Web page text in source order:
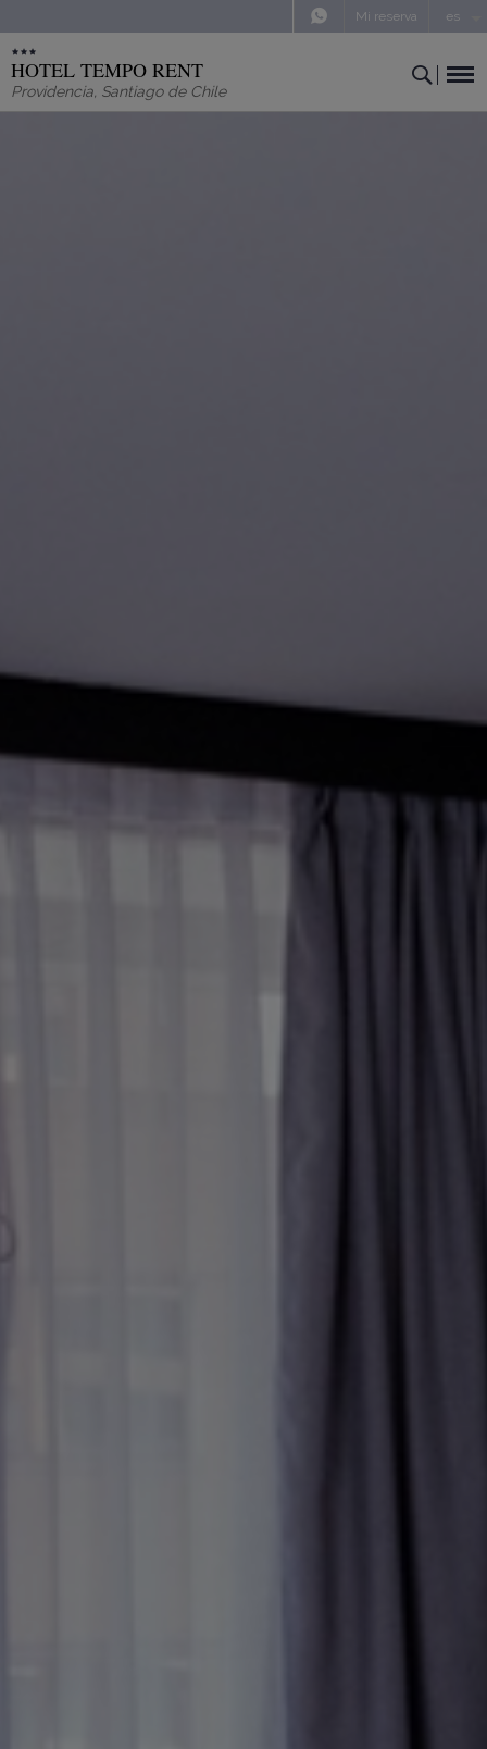
Mi reserva es
HOTEL TEMPO RENT
Providencia Santiago de Chile